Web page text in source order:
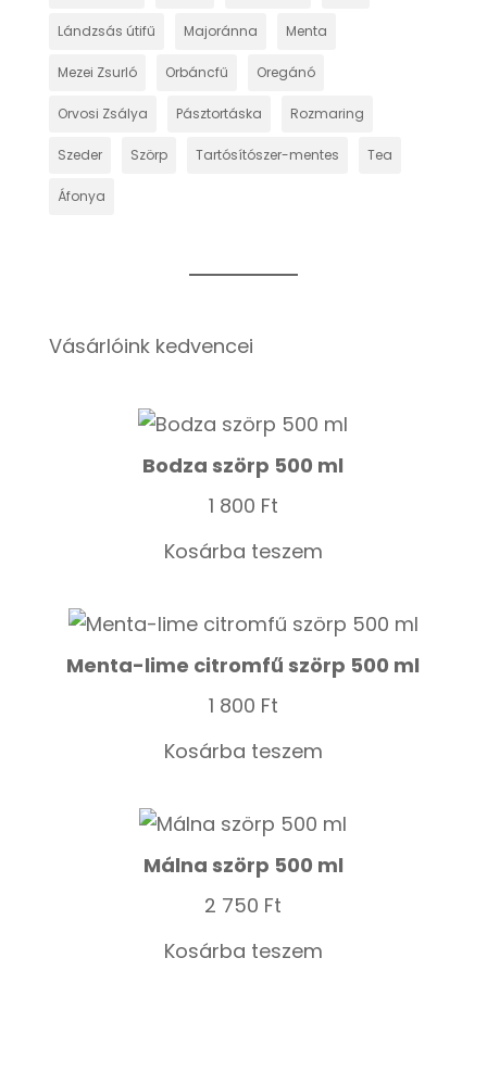
Lándzsás útifű Majoránna Menta
Mezei Zsurló Orbáncfű Oregánó
Orvosi Zsálya Pásztortáska Rozmaring
Szeder Szörp Tartósítószer-mentes Tea
Áfonya
Vásárlóink kedvencei
Bodza szörp 500 ml
1 800 Ft
Kosárba teszem
Menta-lime citromfű szörp 500 ml
1 800 Ft
Kosárba teszem
Málna szörp 500 ml
2 750 Ft
Kosárba teszem